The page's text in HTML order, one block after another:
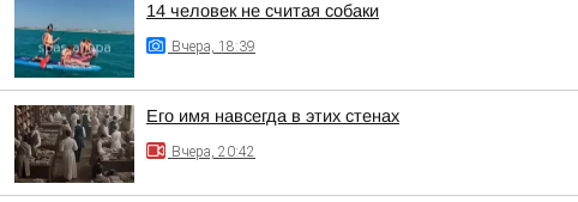
14 человек не считая собаки
Вчера, 18:39
Его имя навсегда в этих стенах
Вчера, 20:42